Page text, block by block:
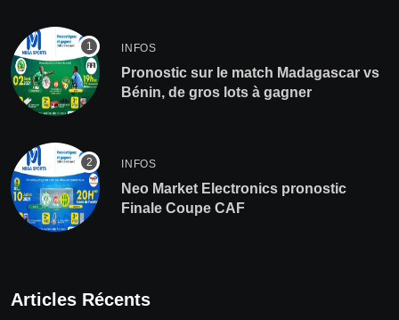
INFOS
Pronostic sur le match Madagascar vs
Bénin, de gros lots à gagner
INFOS
Neo Market Electronics pronostic
Finale Coupe CAF
Articles Récents